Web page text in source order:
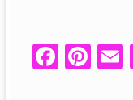
Fa Pi